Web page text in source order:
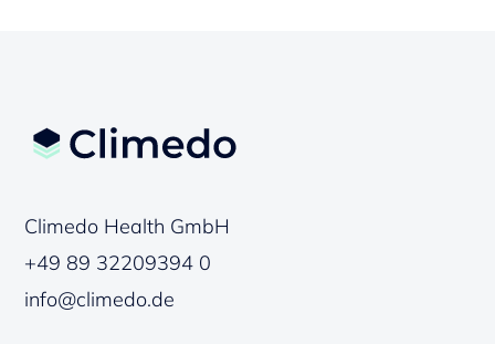
Climedo Health GmbH
+49 89 32209394 0
info@climedo.de